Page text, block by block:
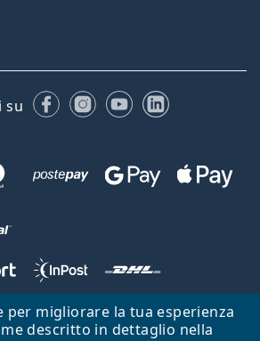
per migliorare la tua esperienza
descritto in dettaglio nella
su FacebookInstagram
YouTubeLinkedIn
12, 37833 Nová Bystřice, Repubblica Ceca.